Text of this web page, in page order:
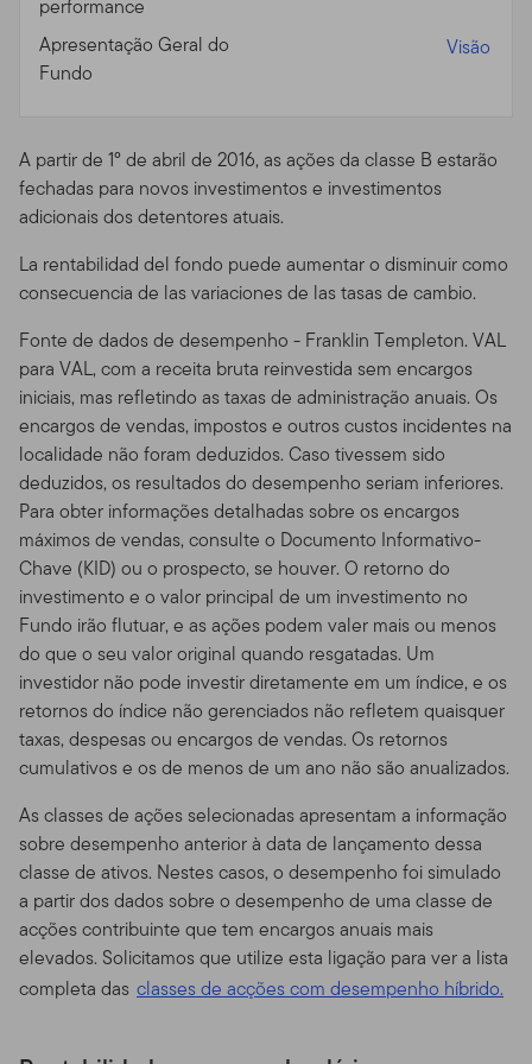
performance
Apresentação Geral do
Fundo
Visão
A partir de 1º de abril de 2016, as ações da classe B estarão
fechadas para novos investimentos e investimentos
adicionais dos detentores atuais.
La rentabilidad del fondo puede aumentar o disminuir como
consecuencia de las variaciones de las tasas de cambio.
Fonte de dados de desempenho - Franklin Templeton. VAL
para VAL, com a receita bruta reinvestida sem encargos
iniciais, mas refletindo as taxas de administração anuais. Os
encargos de vendas, impostos e outros custos incidentes na
localidade não foram deduzidos. Caso tivessem sido
deduzidos, os resultados do desempenho seriam inferiores.
Para obter informações detalhadas sobre os encargos
máximos de vendas, consulte o Documento Informativo-
Chave (KID) ou o prospecto, se houver. O retorno do
investimento e o valor principal de um investimento no
Fundo irão flutuar, e as ações podem valer mais ou menos
do que o seu valor original quando resgatadas. Um
investidor não pode investir diretamente em um índice, e os
retornos do índice não gerenciados não refletem quaisquer
taxas, despesas ou encargos de vendas. Os retornos
cumulativos e os de menos de um ano não são anualizados.
As classes de ações selecionadas apresentam a informação
sobre desempenho anterior à data de lançamento dessa
classe de ativos. Nestes casos, o desempenho foi simulado
a partir dos dados sobre o desempenho de uma classe de
acções contribuinte que tem encargos anuais mais
elevados. Solicitamos que utilize esta ligação para ver a lista
completa das classes de acções com desempenho híbrido.
recentes. Você não deve usar o site através de recursos
ou aparelhos que sejam programados para prover
acesso de alta velocidade, automatizado e repetido, a
Áreas Protegidas por Senha.
Acessos a áreas seguras
ou protegidas por senha do Site são restringidos apenas
a usuários autorizados. Você não pode obter ou tentar
qualquer outro material ou informação através de
quaisquer meios não intencionalmente disponibilizados
tentando acessar, ou mesmo acessando estas áreas
podem estar sujeitos a processos civis ou criminais.
Prospectos dos Fundos,
Performance, e Riscos de
Investimento
Disponibilidade de Prospectos.Para mais informações
sobre qualquer um dos fundos oferecidos, por favor
contate seu representante designado (consultor
financeiro) e obtenha um prospecto, ou faça o
download de um prospecto, que contém informações
importantes sobre os objetivos de cada fundo de
investimento, taxas de venda, despesas e
considerações sobre risco. Você deve ler os prospectos
Performance dos Fundos.O retorno de investimento e
o valor principal dos fundos vai flutuar com as
condições de mercado, e você pode ter um ganho ou
perda quando você vender suas cotas. O valor das
cotas dos Fundos e a renda acumulada nas cotas, se
existir, pode subir ou cair.Performance anterior não